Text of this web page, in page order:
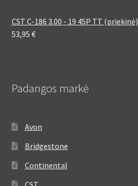
CST C-186 3.00 - 19 45P TT (priekinė)
53,95 €
Padangos markė
Avon
Bridgestone
Continental